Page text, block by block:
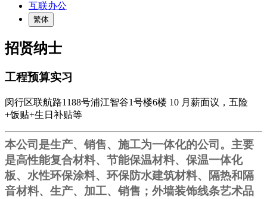
互联办公
繁体
招贤纳士
工程预算实习
闵行区联航路1188号浦江智谷1号楼6楼 10 月薪面议，五险
+饭贴+生日补贴等
本公司是生产、销售、施工为一体化的公司。主要
是高性能复合材料、节能保温材料、保温一体化
板、水性环保涂料、环保防水建筑材料、隔热和隔
音材料、生产、加工、销售；外墙装饰线条艺术品